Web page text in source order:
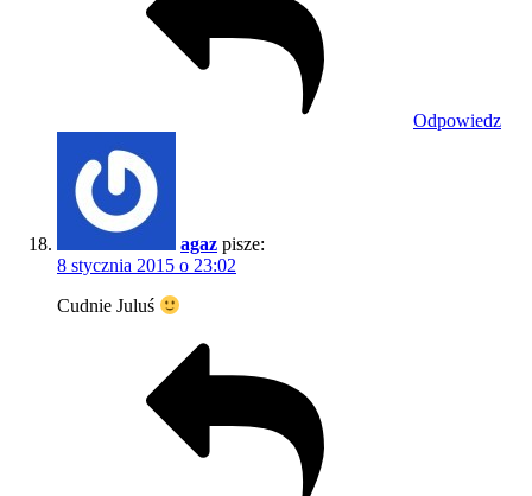
Odpowiedz
agaz pisze:
8 stycznia 2015 o 23:02
Cudnie Juluś